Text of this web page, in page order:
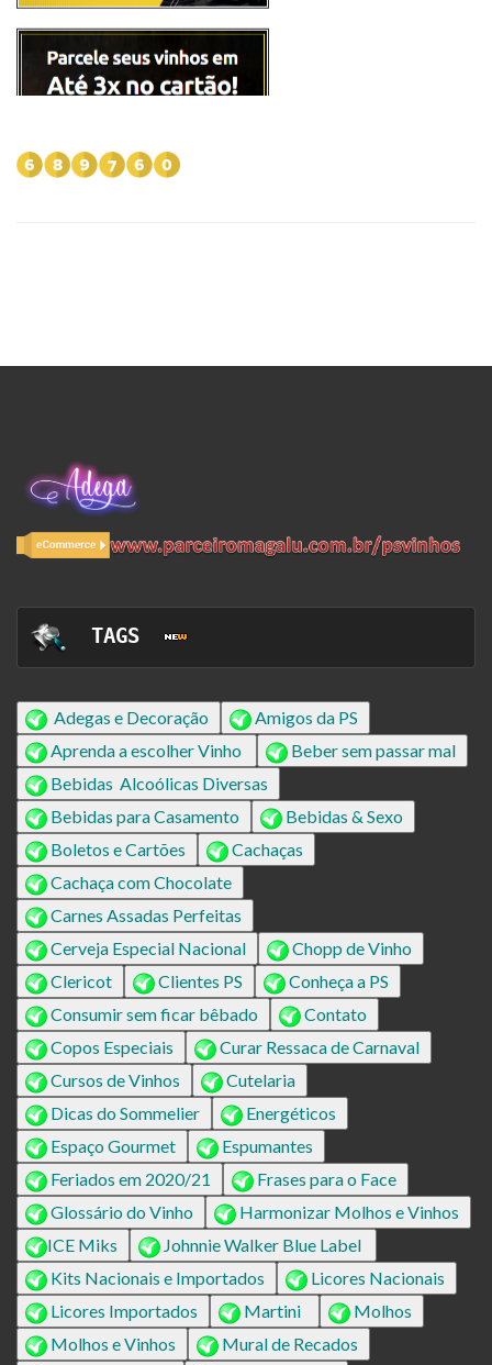
TAGS
Adegas e Decoração
Amigos da PS
Aprenda a escolher Vinho
Beber sem passar mal
Bebidas Alcoólicas Diversas
Bebidas para Casamento
Bebidas & Sexo
Boletos e Cartões
Cachaças
Cachaça com Chocolate
Carnes Assadas Perfeitas
Cerveja Especial Nacional
Chopp de Vinho
Clericot
Clientes PS
Conheça a PS
Consumir sem ficar bêbado
Contato
Copos Especiais
Curar Ressaca de Carnaval
Cursos de Vinhos
Cutelaria
Dicas do Sommelier
Energéticos
Espaço Gourmet
Espumantes
Feriados em 2020/21
Frases para o Face
Glossário do Vinho
Harmonizar Molhos e Vinhos
ICE Miks
Johnnie Walker Blue Label
Kits Nacionais e Importados
Licores Nacionais
Licores Importados
Martini
Molhos
Molhos e Vinhos
Mural de Recados